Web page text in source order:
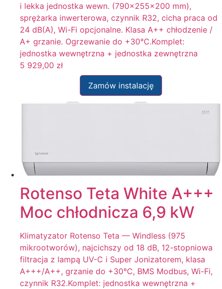
i lekka jednostka wewn. (790x255x200 mm),
sprężarka inwerterowa, czynnik R32, cicha praca od
24 dB(A), Wi-Fi opcjonalne. Klasa A++ chłodzenie /
A+ grzanie. Ogrzewanie do +30°C.Komplet:
jednostka wewnętrzna + jednostka zewnętrzna
5 929,00 zł
Zamów instalację
Rotenso Teta White A+++
Moc chłodnicza 6,9 kW
Klimatyzator Rotenso Teta — Windless (975
mikrootworów), najcichszy od 18 dB, 12-stopniowa
filtracja z lampą UV-C i Super Jonizatorem, klasa
A+++/A++, grzanie do +30°C, BMS Modbus, Wi-Fi,
czynnik R32.Komplet: jednostka wewnętrzna +